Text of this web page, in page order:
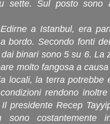
sette. Sul posto sono
a Istanbul, era
bordo. Secondo fonti
binari sono 5 su 6. La
molto fangosa a
locali, la terra potrebbe
rendono
presidente Recep
sono costantemente